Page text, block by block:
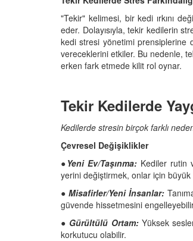
"Tekir" kelimesi, bir kedi ırkını
eder. Dolayısıyla, tekir kedilerin
kedi stresi yönetimi prensiplerine
vereceklerini etkiler. Bu nedenle,
erken fark etmede kilit rol oynar.
Tekir Kedilerde
Kedilerde stresin birçok farklı
Çevresel Değişiklikler
● Yeni Ev/Taşınma:Kediler rutin
yerini değiştirmek, onlar için
●Misafirler/Yeni İnsanlar:
güvende hissetmesini
● Gürültülü Ortam:Yüksek
korkutucu olabilir.